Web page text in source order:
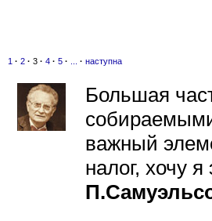
1 · 2 · 3 · 4 · 5 · · наступна
Большая
важный
налог, хочу я